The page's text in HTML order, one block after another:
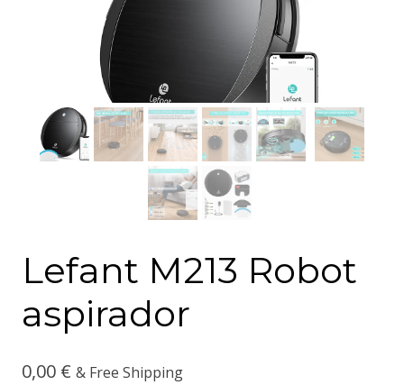
Lefant M213 Robot
aspirador
0,00 € & Free Shipping